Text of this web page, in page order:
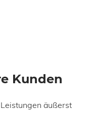
Kunden
äußerst